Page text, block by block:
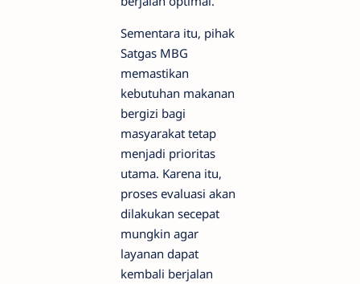
Sementara itu, pihak
Satgas MBG
memastikan
kebutuhan makanan
bergizi bagi
masyarakat tetap
menjadi prioritas
utama. Karena itu,
proses evaluasi akan
dilakukan secepat
mungkin agar
layanan dapat
kembali berjalan